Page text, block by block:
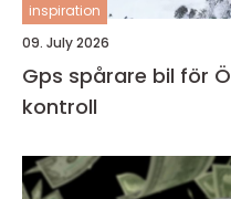
inspiration
09. July 2026
Gps spårare bil för
kontroll